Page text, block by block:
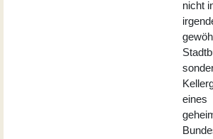
nicht
eines